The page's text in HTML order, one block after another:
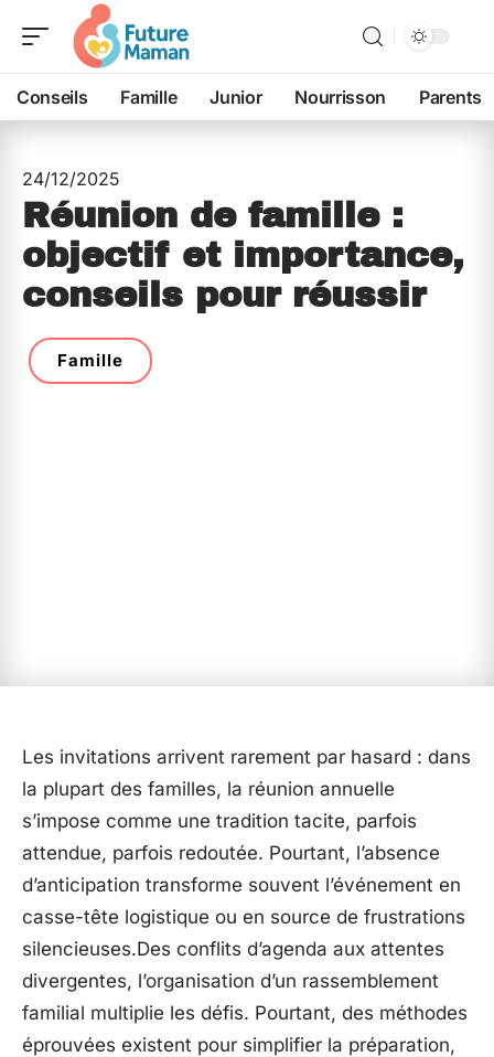
Conseils Famille Junior Nourrisson Parents
24/12/2025
Réunion de famille :
objectif et importance,
conseils pour réussir
Famille
Les invitations arrivent rarement par hasard : dans
la plupart des familles, la réunion annuelle
s’impose comme une tradition tacite, parfois
attendue, parfois redoutée. Pourtant, l’absence
d’anticipation transforme souvent l’événement en
casse-tête logistique ou en source de frustrations
silencieuses.Des conflits d’agenda aux attentes
divergentes, l’organisation d’un rassemblement
familial multiplie les défis. Pourtant, des méthodes
éprouvées existent pour simplifier la préparation,